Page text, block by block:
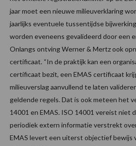
jaar moet een nieuwe milieuverklaring
jaarlijks eventuele tussentijdse
worden eveneens gevalideerd door een
Onlangs ontving Werner & Mertz ook
certificaat. “In de praktijk kan een
certificaat bezit, een EMAS certificaat
milieuverslag aanvullend te laten
geldende regels. Dat is ook meteen het
14001 en EMAS. ISO 14001 vereist niet
periodiek extern informatie verstrekt
EMAS levert een uiterst objectief bewijs